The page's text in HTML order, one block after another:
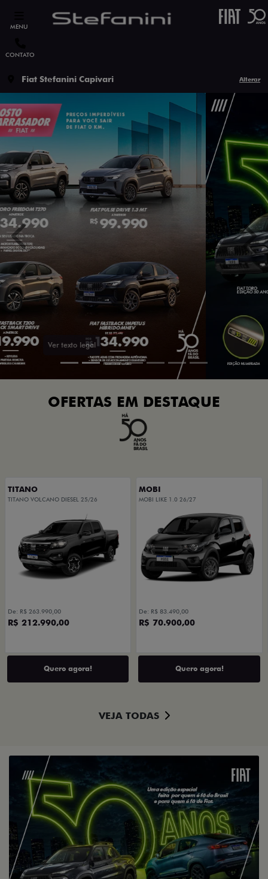
MENU
CONTATO
Fiat Stefanini Capivari Alterar
templates.template-
OFERTAS EM DESTAQUE
TITANO
TITANO VOLCANO DIESEL 25/26
De: R$ 263.990,00
R$ 212.990,00
Quero agora!
MOBI
MOBI LIKE 1.0 26/27
De: R$ 83.490,00
R$ 70.900,00
Quero agora!
VEJA TODAS